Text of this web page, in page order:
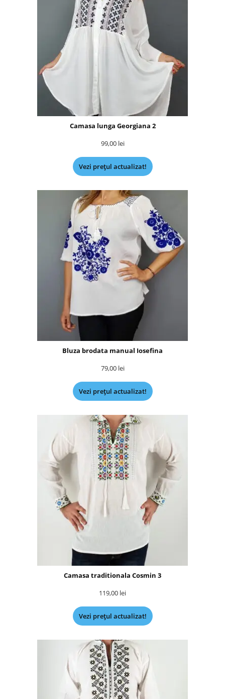
Camasa lunga Georgiana 2
99,00 lei
Vezi prețul actualizat!
Bluza brodata manual Iosefina
79,00 lei
Vezi prețul actualizat!
Camasa traditionala Cosmin 3
119,00 lei
Vezi prețul actualizat!